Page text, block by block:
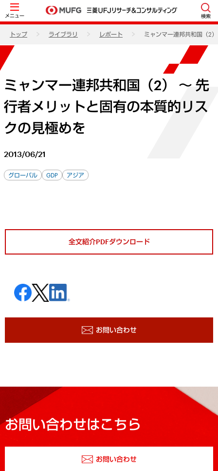
メニュー 検索
トップ ライブラリ レポート ミャンマー連邦共和国（2
ミャンマー連邦共和国（2） ～ 先
行者メリットと固有の本質的リス
クの見極めを
2013/06/21
グローバル GDP アジア
全文紹介PDFダウンロード
お問い合わせ
お問い合わせはこちら
お問い合わせ